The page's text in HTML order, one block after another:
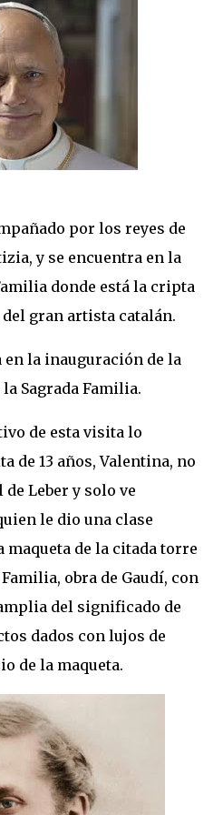
por los reyes de
y se encuentra en la
donde está la cripta
gran artista catalán.
en la inauguración de la
Sagrada Familia.
de esta visita lo
de 13 años, Valentina, no
Leber y solo ve
le dio una clase
maqueta de la citada torre
Familia, obra de Gaudí, con
del significado de
dados con lujos de
de la maqueta.